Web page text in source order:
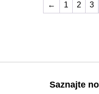
← 1 2 3
Saznajte